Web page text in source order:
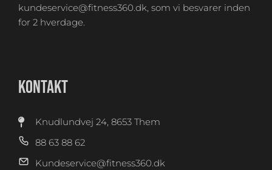
kundeservice@fitness360.dk, som vi besvarer inden
for 2 hverdage.
KONTAKT
Knudlundvej 24, 8653 Them
88 63 88 62
Kundeservice@fitness360.dk